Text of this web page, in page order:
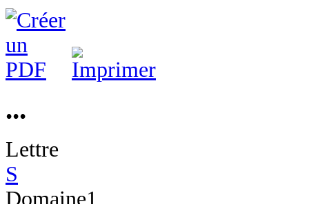
...
Lettre
S
Domaine1